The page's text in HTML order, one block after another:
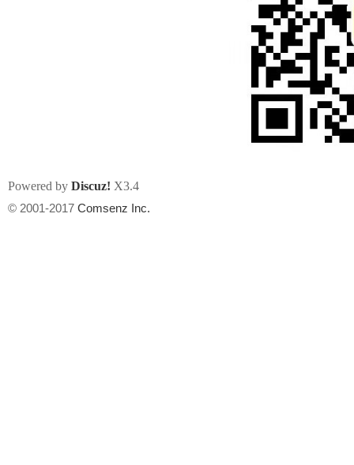
Powered by Discuz! X3.4
© 2001-2017 Comsenz Inc.